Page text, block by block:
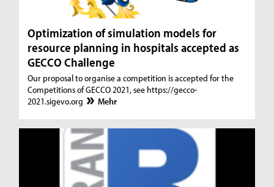
Optimization of simulation models for
resource planning in hospitals accepted as
GECCO Challenge
Our proposal to organise a competition is accepted for the
Competitions of GECCO 2021, see https://gecco-
2021.sigevo.org
Mehr